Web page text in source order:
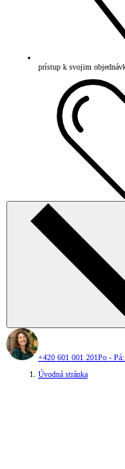
prístup k svojim
+420 601 001 201Po -
Úvodná stránka